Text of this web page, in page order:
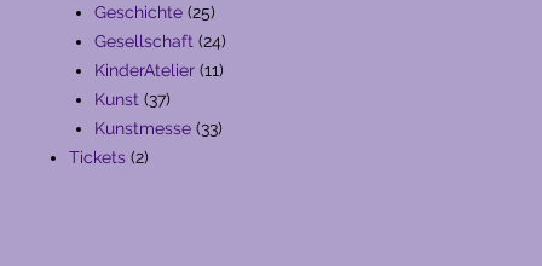
Geschichte 2525
Produkte
Gesellschaft 2424
Produkte
KinderAtelier 1111
Kunst 3737
Produkte
Kunstmesse 3333
Tickets 22